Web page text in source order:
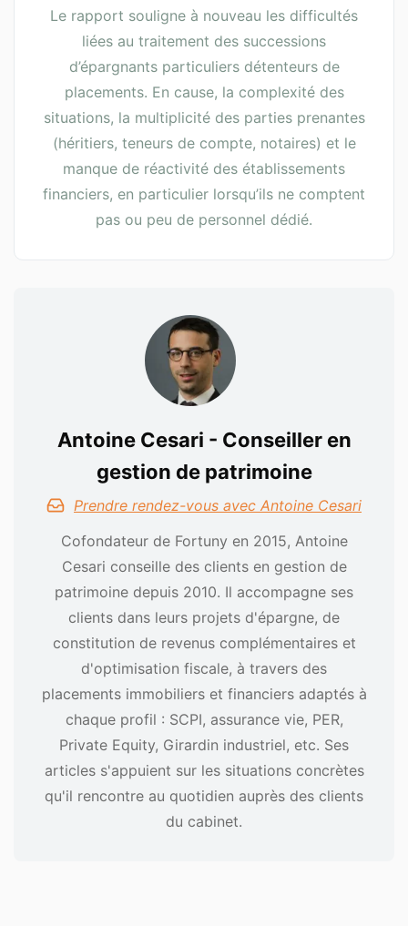
Le rapport souligne à nouveau les difficultés
liées au traitement des successions
d’épargnants particuliers détenteurs de
placements. En cause, la complexité des
situations, la multiplicité des parties prenantes
(héritiers, teneurs de compte, notaires) et le
manque de réactivité des établissements
financiers, en particulier lorsqu’ils ne comptent
pas ou peu de personnel dédié.
Antoine Cesari - Conseiller en
gestion de patrimoine
Prendre rendez-vous avec Antoine Cesari
Cofondateur de Fortuny en 2015, Antoine
Cesari conseille des clients en gestion de
patrimoine depuis 2010. Il accompagne ses
clients dans leurs projets d'épargne, de
constitution de revenus complémentaires et
d'optimisation fiscale, à travers des
placements immobiliers et financiers adaptés à
chaque profil : SCPI, assurance vie, PER,
Private Equity, Girardin industriel, etc. Ses
articles s'appuient sur les situations concrètes
qu'il rencontre au quotidien auprès des clients
du cabinet.